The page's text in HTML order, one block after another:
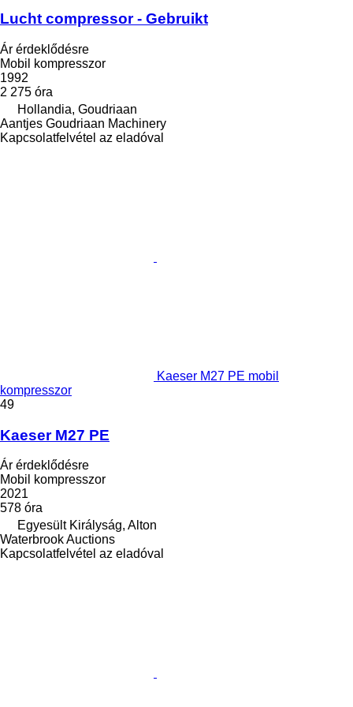
Lucht compressor - Gebruikt
Ár érdeklődésre
Mobil kompresszor
1992
2 275 óra
Hollandia, Goudriaan
Aantjes Goudriaan Machinery
Kapcsolatfelvétel az eladóval
Kaeser M27 PE mobil
kompresszor
49
Kaeser M27 PE
Ár érdeklődésre
Mobil kompresszor
2021
578 óra
Egyesült Királyság, Alton
Waterbrook Auctions
Kapcsolatfelvétel az eladóval